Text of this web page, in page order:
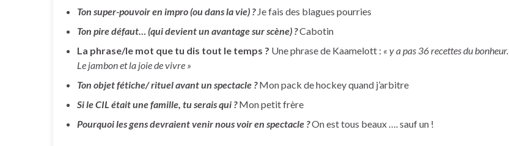
Ton super-pouvoir en impro (ou dans la vie) ?Je fais des blagues pourries
Ton pire défaut… (qui devient un avantage sur scène) ?Cabotin
La phrase/le mot que tu dis tout le temps ? Une phrase de Kaamelott : « y a pas 36 recettes du bonheur…
Le jambon et la joie de vivre »
Ton objet fétiche/ rituel avant un spectacle ?Mon pack de hockey quand j’arbitre
Si le CIL était une famille, tu serais qui ?Mon petit frère
Pourquoi les gens devraient venir nous voir en spectacle ?On est tous beaux …. sauf un !